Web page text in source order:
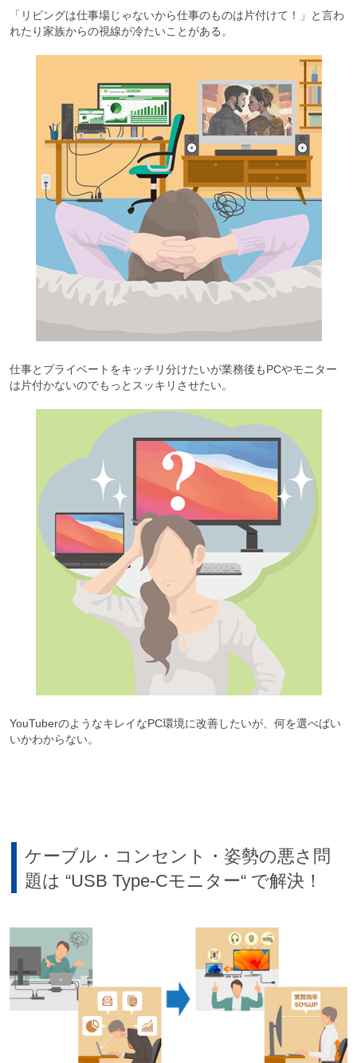
「リビングは仕事場じゃないから仕事のものは片付けて！」と言わ
れたり家族からの視線が冷たいことがある。
仕事とプライベートをキッチリ分けたいが業務後もPCやモニター
は片付かないのでもっとスッキリさせたい。
YouTuberのようなキレイなPC環境に改善したいが、何を選べばい
いかわからない。
ケーブル・コンセント・姿勢の悪さ問
題は “USB Type-Cモニター“ で解決！